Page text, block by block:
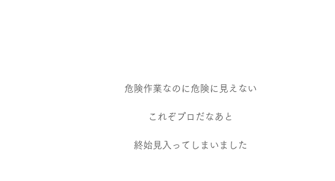
危険作業なのに危険に見えない
これぞプロだなあと
終始見入ってしまいました